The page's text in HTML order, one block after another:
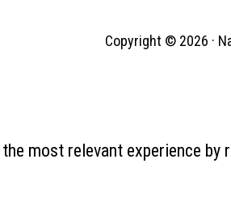
Copyright © 2026 ·
most relevant experience